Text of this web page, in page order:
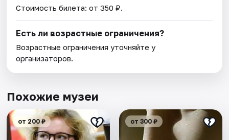
Стоимость билета: от 350 ₽.
Есть ли возрастные ограничения?
Возрастные ограничения уточняйте у
организаторов.
Похожие музеи
от 200 ₽ от 300 ₽